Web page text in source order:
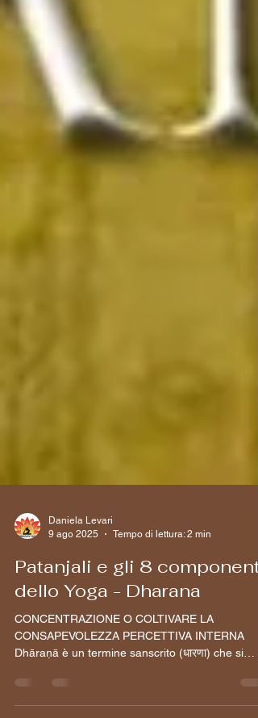
9 ago 2025
Tempo di lettura: 2 min
Patanjali e gli 8 componenti
dello Yoga - Dharana
CONCENTRAZIONE O COLTIVARE LA
Dhāraṇā è un termine sanscrito (धारणा) che si
traduce con...